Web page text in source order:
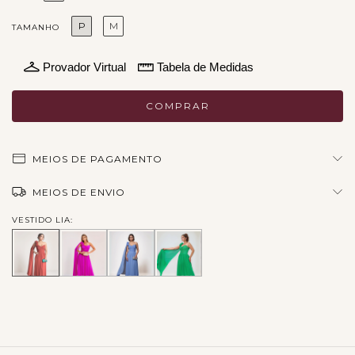
TAMANHO P M
Provador Virtual Tabela de Medidas
MEIOS DE PAGAMENTO
MEIOS DE ENVIO
VESTIDO LIA: